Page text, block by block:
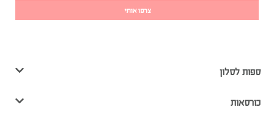
צרפו אותי
ספות לסלון
כורסאות